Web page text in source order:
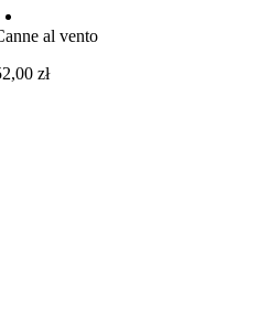
al vento
zł